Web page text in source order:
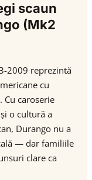
scaun
(Mk2
2009 reprezintă
cu
Cu caroserie
o cultură a
Durango nu a
— dar familiile
clare ca